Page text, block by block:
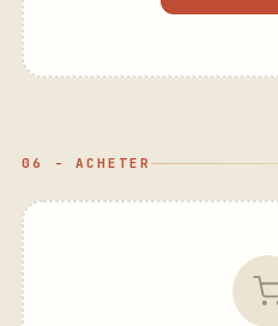
06 - ACHETER